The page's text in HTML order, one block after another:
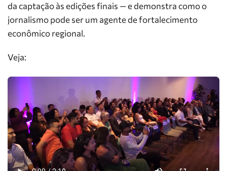
da captação às edições finais — e demonstra como o
jornalismo pode ser um agente de fortalecimento
econômico regional.
Veja: